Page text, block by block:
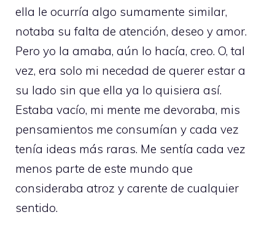
ella le ocurría algo sumamente similar,
notaba su falta de atención, deseo y amor.
Pero yo la amaba, aún lo hacía, creo. O, tal
vez, era solo mi necedad de querer estar a
su lado sin que ella ya lo quisiera así.
Estaba vacío, mi mente me devoraba, mis
pensamientos me consumían y cada vez
tenía ideas más raras. Me sentía cada vez
menos parte de este mundo que
consideraba atroz y carente de cualquier
sentido.